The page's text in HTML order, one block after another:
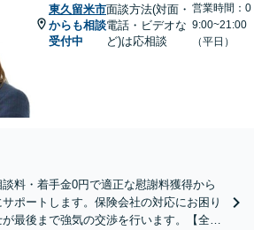
東久留米市
からも相談
受付中
面談方法(対面・
電話・ビデオな
ど)は応相談
営業時間：0
9:00~21:00
（平日）
談料・着手金0円で適正な慰謝料獲得から
ポートします。保険会社の対応にお困り
最後まで強気の交渉を行います。【全国